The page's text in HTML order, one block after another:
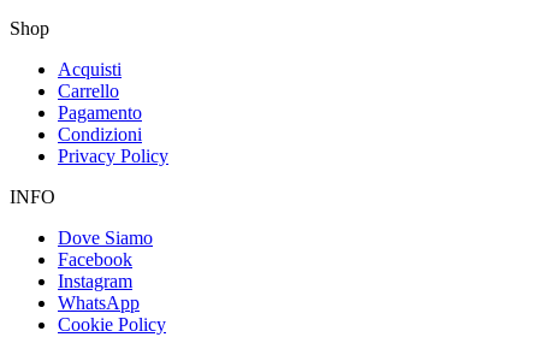
Shop
Acquisti
Carrello
Pagamento
Condizioni
Privacy Policy
INFO
Dove Siamo
Facebook
Instagram
WhatsApp
Cookie Policy